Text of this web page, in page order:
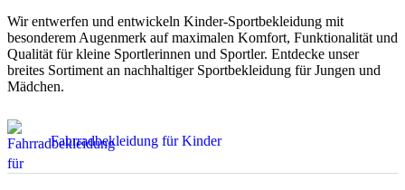
Fahrradbekleidung für Kinder
GRÖSSE